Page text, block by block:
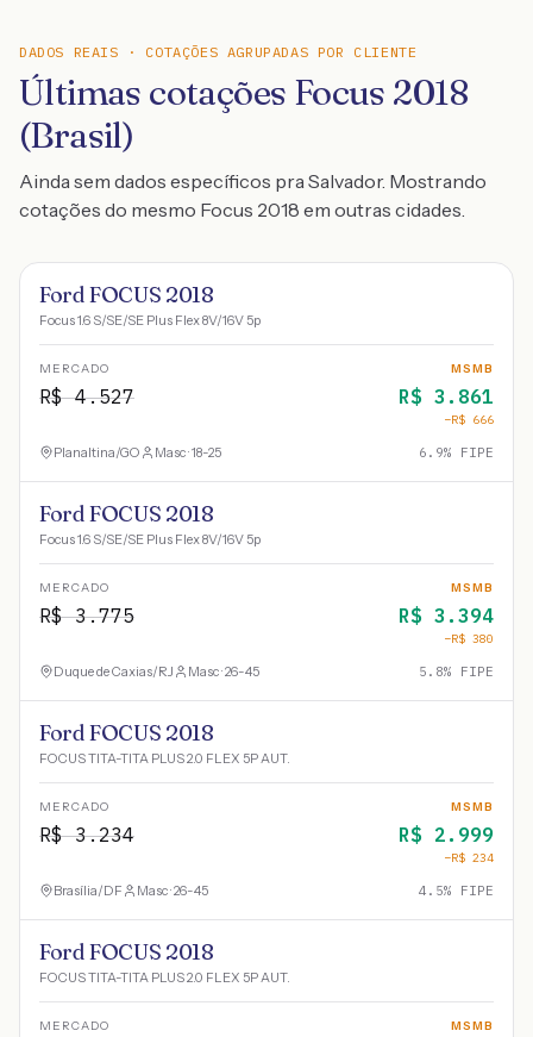
DADOS REAIS · COTAÇÕES AGRUPADAS POR CLIENTE
Últimas cotações Focus 2018
(Brasil)
Ainda sem dados específicos pra Salvador. Mostrando
cotações do mesmo Focus 2018 em outras cidades.
Ford FOCUS 2018
Focus 1.6 S/SE/SE Plus Flex 8V/16V 5p
MERCADO
R$4.527
MSMB
R$ 3.861
−R$ 666
Planaltina/GO Masc · 18-25 6.9% FIPE
Ford FOCUS 2018
Focus 1.6 S/SE/SE Plus Flex 8V/16V 5p
MERCADO
R$3.775
MSMB
R$ 3.394
−R$ 380
Duque de Caxias/RJ Masc · 26-45 5.8% FIPE
Ford FOCUS 2018
FOCUS TITA-TITA PLUS 2.0 FLEX 5P AUT.
MERCADO
R$3.234
MSMB
R$ 2.999
−R$ 234
Brasília/DF Masc · 26-45 4.5% FIPE
Ford FOCUS 2018
FOCUS TITA-TITA PLUS 2.0 FLEX 5P AUT.
MERCADO MSMB